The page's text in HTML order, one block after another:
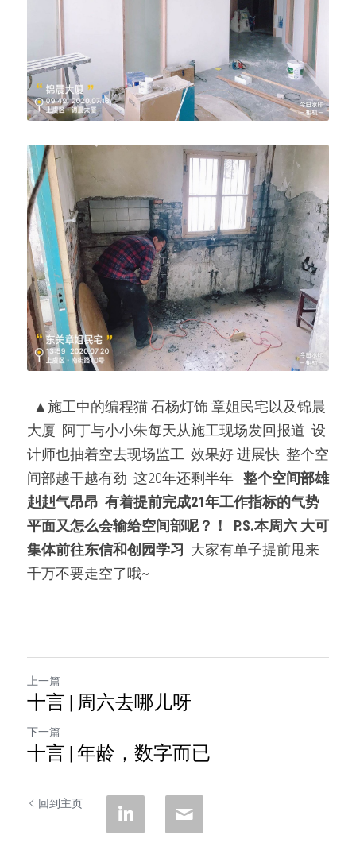
大厦  阿丁与小小朱每天从施工现场发回报道  设
计师也抽着空去现场监工  效果好 进展快  整个空
间部越干越有劲  这20年还剩半年 整个空间部雄
赳赳气昂昂 有着提前完成21年工作指标的气势
平面又怎么会输给空间部呢？！
P.S.本周六 大可
集体前往东信和创园学习
  大家有单子提前甩来
千万不要走空了哦~
上一篇
十言 | 周六去哪儿呀
下一篇
十言 | 年龄，数字而已
回到主页